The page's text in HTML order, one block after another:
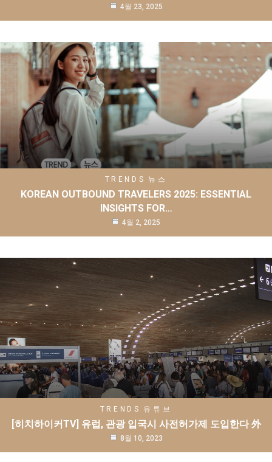
4월 23, 2025
TRENDS 뉴스
KOREAN OUTBOUND TRAVELERS 2025: ESSENTIAL
INSIGHTS FOR…
4월 2, 2025
TRENDS 유튜브
[히치하이커TV] 유럽, 관광 입국시 사전허가제 도입한다 外
8월 10, 2023